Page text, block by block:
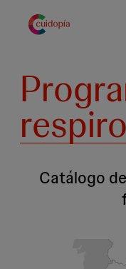
contenido
Catálogo